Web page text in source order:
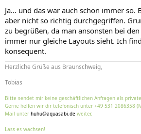
contest can be organized only with shared
rules and ethics among all the participants
Thank you for your cooperation, and we
understanding.
Ja... und das war auch schon immer so.
aber nicht so richtig durchgegriffen.
zu begrüßen, da man ansonsten bei
immer nur gleiche Layouts sieht. Ich
konsequent.
Herzliche Grüße aus Braunschweig,
Tobias
Bitte sendet mir keine geschäftlichen Anfragen als
Gerne helfen wir dir telefonisch unter +49 531 2086358
Mail unter huhu@aquasabi.de weiter.
Lass es wachsen!